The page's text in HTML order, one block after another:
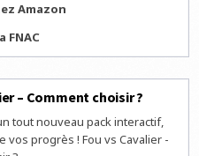
Amazon
FNAC
– Comment choisir ?
tout nouveau pack interactif,
vos progrès ! Fou vs Cavalier -